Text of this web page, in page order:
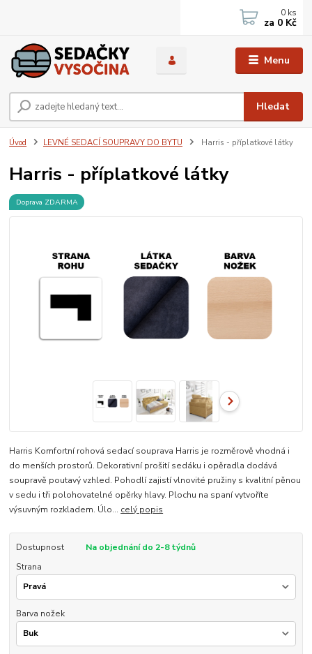
Menu
Hledat
0 ks
za 0 Kč
Úvod LEVNÉ SEDACÍ SOUPRAVY DO BYTU Harris - příplatkové látky
Harris - příplatkové látky
Doprava ZDARMA
Harris Komfortní rohová sedací souprava Harris je rozměrově vhodná i
do menších prostorů. Dekorativní prošití sedáku i opěradla dodává
soupravě poutavý vzhled. Pohodlí zajistí vlnovité pružiny s kvalitní pěnou
v sedu i tři polohovatelné opěrky hlavy. Plochu na spaní vytvoříte
výsuvným rozkladem. Úlo... celý popis
Dostupnost
Na objednání do 2-8 týdnů
Strana
Barva nožek